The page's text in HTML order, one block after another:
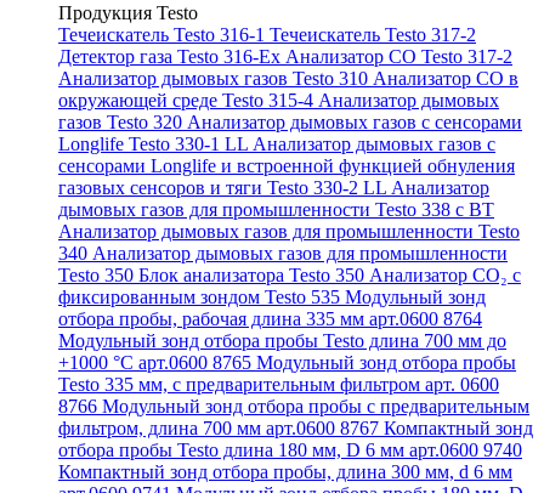
Продукция Testo
Течеискатель Testo 316-1 Течеискатель Testo 317-2
Детектор газа Testo 316-Ex Анализатор CO Testo 317-2
Анализатор дымовых газов Testo 310 Анализатор CO в
окружающей среде Testo 315-4 Анализатор дымовых
газов Testo 320 Анализатор дымовых газов с сенсорами
Longlife Testo 330-1 LL Анализатор дымовых газов с
сенсорами Longlife и встроенной функцией обнуления
газовых сенсоров и тяги Testo 330-2 LL Анализатор
дымовых газов для промышленности Testo 338 с BT
Анализатор дымовых газов для промышленности Testo
340 Анализатор дымовых газов для промышленности
Testo 350 Блок анализатора Testo 350 Анализатор СО₂ с
фиксированным зондом Testo 535 Модульный зонд
отбора пробы, рабочая длина 335 мм арт.0600 8764
Модульный зонд отбора пробы Testo длина 700 мм до
+1000 °С арт.0600 8765 Модульный зонд отбора пробы
Testo 335 мм, с предварительным фильтром арт. 0600
8766 Модульный зонд отбора пробы с предварительным
фильтром, длина 700 мм арт.0600 8767 Компактный зонд
отбора пробы Testo длина 180 мм, D 6 мм арт.0600 9740
Компактный зонд отбора пробы, длина 300 мм, d 6 мм